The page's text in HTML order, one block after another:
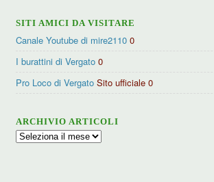
SITI AMICI DA VISITARE
Canale Youtube di mire2110 0
I burattini di Vergato 0
Pro Loco di Vergato Sito ufficiale 0
ARCHIVIO ARTICOLI
Archivio